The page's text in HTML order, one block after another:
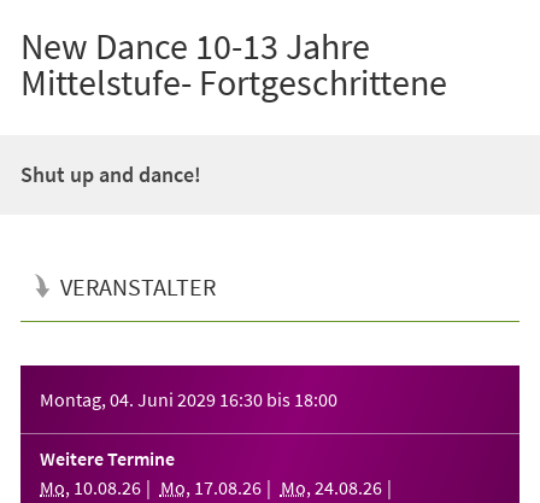
New Dance 10-13 Jahre
Mittelstufe- Fortgeschrittene
Shut up and dance!
VERANSTALTER
Montag, 04. Juni 2029 16:30 bis 18:00
Weitere Termine
Mo, 10.08.26 Mo, 17.08.26 Mo, 24.08.26